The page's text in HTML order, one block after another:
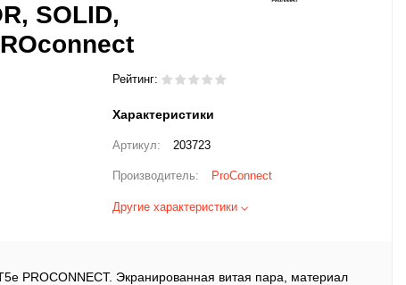
SOLID,
Характеристики
Артикул: 203723
Производитель: ProConnect
Другие характеристики
Рейтинг:
PROCONNECT. Экранированная витая пара, материал